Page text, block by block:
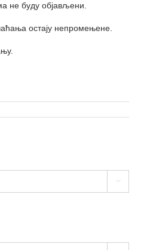
не буду објављени.
остају непромењене.
